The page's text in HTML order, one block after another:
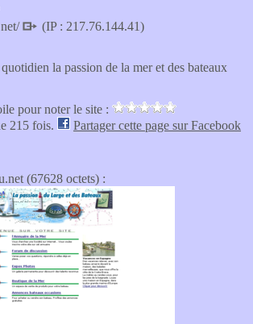
(IP : 217.76.144.41)
la passion de la mer et des bateaux
pour noter le site :
215 fois.
Partager cette page sur Facebook
(67628 octets) :